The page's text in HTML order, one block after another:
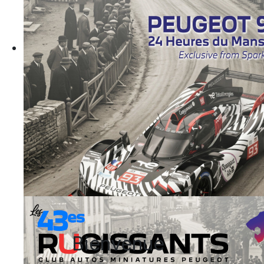
Newsletter #114
Camp Newsletter now available in english !
Bienvenue